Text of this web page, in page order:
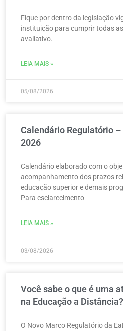
Fique por dentro da legislação
instituição para cumprir todas
avaliativo.
LEIA MAIS »
05/08/2026
Calendário Regulatório
2026
Calendário elaborado com o
acompanhamento dos prazos
educação superior e demais
Para esclarecimento
LEIA MAIS »
03/08/2026
Você sabe o que é uma
na Educação a Distância?
O Novo Marco Regulatório da